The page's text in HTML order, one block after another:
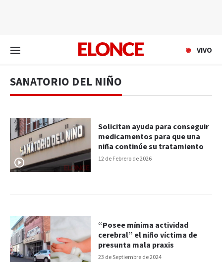
VIVO
SANATORIO DEL NIÑO
12 de Febrero de 2026
Solicitan ayuda para conseguir
medicamentos para que una
niña continúe su tratamiento
23 de Septiembre de 2024
“Posee mínima actividad
cerebral” el niño víctima de
presunta mala praxis